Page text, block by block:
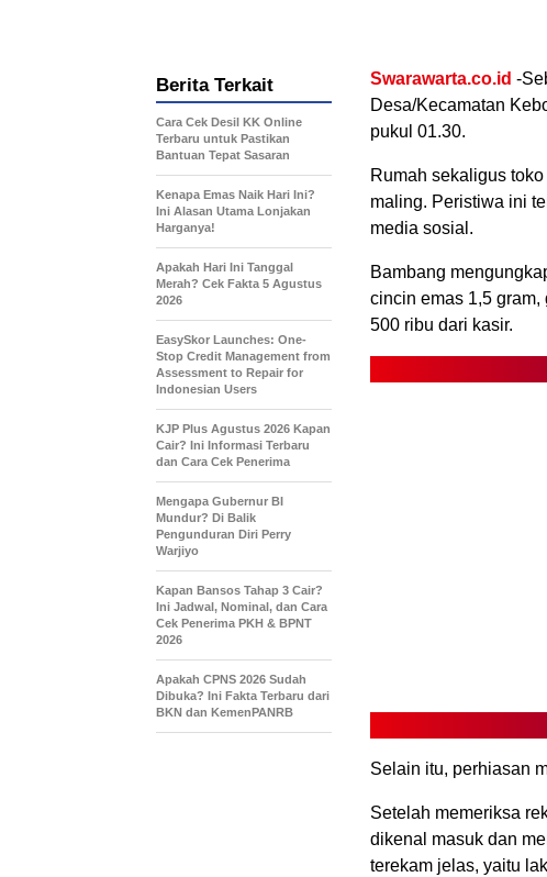
Swarawarta.co.id -
Desa/Kecamatan
pukul 01.30.
Rumah sekaligus
maling. Peristiwa ini
media sosial.
Bambang
cincin emas 1,5
500 ribu dari kasir.
Selain itu, perhiasan
Setelah memeriksa
dikenal masuk dan
terekam jelas, yaitu
Berita Terkait
Cara Cek Desil KK Online
Terbaru untuk Pastikan
Bantuan Tepat Sasaran
Kenapa Emas Naik Hari Ini?
Ini Alasan Utama Lonjakan
Harganya!
Apakah Hari Ini Tanggal
Merah? Cek Fakta 5 Agustus
2026
EasySkor Launches: One-
Stop Credit Management from
Assessment to Repair for
Indonesian Users
KJP Plus Agustus 2026 Kapan
Cair? Ini Informasi Terbaru
dan Cara Cek Penerima
Mengapa Gubernur BI
Mundur? Di Balik
Pengunduran Diri Perry
Warjiyo
Kapan Bansos Tahap 3 Cair?
Ini Jadwal, Nominal, dan Cara
Cek Penerima PKH & BPNT
2026
Apakah CPNS 2026 Sudah
Dibuka? Ini Fakta Terbaru dari
BKN dan KemenPANRB